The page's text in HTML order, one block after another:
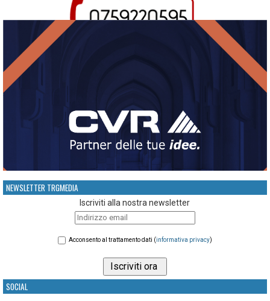
NEWSLETTER TRGMEDIA
Iscriviti alla nostra newsletter
Acconsento al trattamento dati (informativa privacy)
SOCIAL